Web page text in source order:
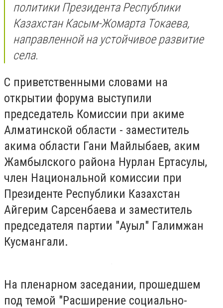
политики Президента Республики
Казахстан Касым-Жомарта Токаева,
направленной на устойчивое развитие
села.
С приветственными словами на
открытии форума выступили
председатель Комиссии при акиме
Алматинской области - заместитель
акима области Гани Майлыбаев, аким
Жамбылского района Нурлан Ертаcулы,
член Национальной комиссии при
Президенте Республики Казахстан
Айгерим Сарсенбаева и заместитель
председателя партии "Ауыл" Галимжан
Кусмангали.
На пленарном заседании, прошедшем
под темой "Расширение социально-